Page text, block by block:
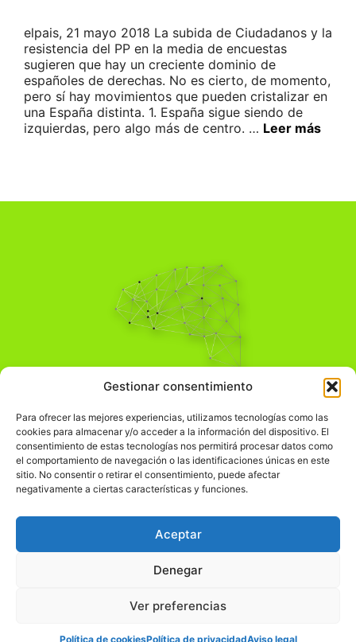
Gestionar consentimiento
Para ofrecer las mejores experiencias, utilizamos tecnologías como las
cookies para almacenar y/o acceder a la información del dispositivo. El
consentimiento de estas tecnologías nos permitirá procesar datos como
el comportamiento de navegación o las identificaciones únicas en este
sitio. No consentir o retirar el consentimiento, puede afectar
negativamente a ciertas características y funciones.
Aceptar
Denegar
Ver preferencias
Política de cookiesPolítica de privacidadAviso legal
elpais, 21 mayo 2018 La subida de Ciudadanos y la
resistencia del PP en la media de encuestas
sugieren que hay un creciente dominio de
españoles de derechas. No es cierto, de momento,
pero sí hay movimientos que pueden cristalizar en
una España distinta. 1. España sigue siendo de
izquierdas, pero algo más de centro. … Leer más
Pensamiento Crítico
Comprender el mundo para transformarlo.
Información Legal
჻Política de privacidad
Política de cookies
© pensamientocritico.org 2026